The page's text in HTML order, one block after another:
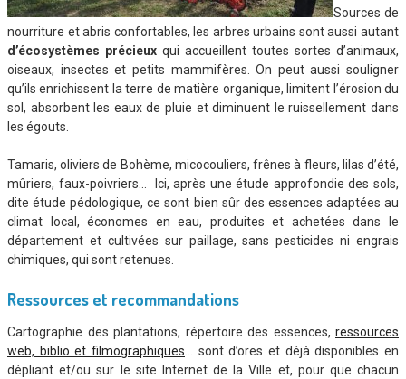
Sources de
nourriture et abris confortables, les arbres urbains sont aussi autant
d’écosystèmes précieux qui accueillent toutes sortes d’animaux,
oiseaux, insectes et petits mammifères. On peut aussi souligner
qu’ils enrichissent la terre de matière organique, limitent l’érosion du
sol, absorbent les eaux de pluie et diminuent le ruissellement dans
les égouts.
Tamaris, oliviers de Bohème, micocouliers, frênes à fleurs, lilas d’été,
mûriers, faux-poivriers… Ici, après une étude approfondie des sols,
dite étude pédologique, ce sont bien sûr des essences adaptées au
climat local, économes en eau, produites et achetées dans le
département et cultivées sur paillage, sans pesticides ni engrais
chimiques, qui sont retenues.
Ressources et recommandations
Cartographie des plantations, répertoire des essences, ressources
web, biblio et filmographiques … sont d’ores et déjà disponibles en
dépliant et/ou sur le site Internet de la Ville et, pour que chacun